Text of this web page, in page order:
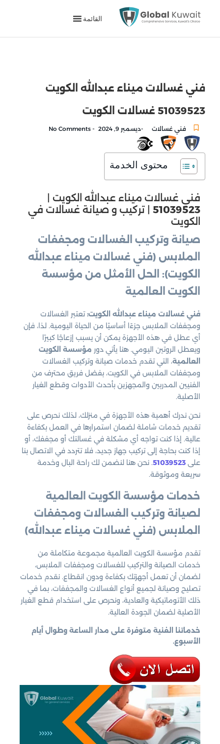
القائمة
فني غسالات ميناء عبدالله الكويت
51039523 غسالات الكويت
فني غسالات -ديسمبر 9, 2024 -
محتوى الخدمة
فني غسالات ميناء عبدالله الكويت |
51039523 | تركيب و صيانة غسالات في
الكويت
صيانة وتركيب الغسالات ومجففات
الملابس (فني غسالات ميناء عبدالله
الكويت): الحل الأمثل من مؤسسة
الكويت العالمية
فني غسالات ميناء عبدالله الكويت:تعتبر الغسالات
ومجففات الملابس جزءًا أساسيًا من الحياة اليومية. لذا، فإن
أي عطل في هذه الأجهزة يمكن أن يسبب إزعاجًا كبيرًا
ويعطل الروتين اليومي. هنا يأتي دور مؤسسة الكويت
العالمية، التي تقدم خدمات صيانة وتركيب الغسالات
ومجففات الملابس في الكويت، بفضل فريق محترف من
الفنيين المدربين والمجهزين بأحدث الأدوات وقطع الغيار
الأصلية.
نحن ندرك أهمية هذه الأجهزة في منزلك، لذلك نحرص على
تقديم خدمات شاملة لضمان استمرارها في العمل بكفاءة
عالية. إذا كنت تواجه أي مشكلة في غسالتك أو مجففك، أو
إذا كنت بحاجة إلى تركيب جهاز جديد، فلا تتردد في الاتصال بنا
على 51039523. نحن هنا لنضمن لك راحة البال وخدمة
سريعة وموثوقة.
خدمات مؤسسة الكويت العالمية
لصيانة وتركيب الغسالات ومجففات
الملابس (فني غسالات ميناء عبدالله)
تقدم مؤسسة الكويت العالمية مجموعة متكاملة من
خدمات الصيانة والتركيب للغسالات ومجففات الملابس،
لضمان أن تعمل أجهزتك بكفاءة ودون انقطاع. نقدم خدمات
تصليح وصيانة لجميع أنواع الغسالات والمجففات، بما في
ذلك الأتوماتيكية والعادية، ونحرص على استخدام قطع الغيار
الأصلية لضمان الجودة العالية.
خدماتنا الفنية متوفرة على مدار الساعة وطوال أيام
الأسبوع.